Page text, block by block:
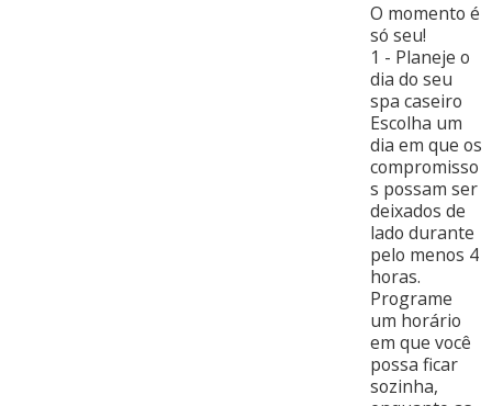
O momento é
só seu!
1 - Planeje o
dia do seu
spa caseiro
Escolha um
dia em que os
compromisso
s possam ser
deixados de
lado durante
pelo menos 4
horas.
Programe
um horário
em que você
possa ficar
sozinha,